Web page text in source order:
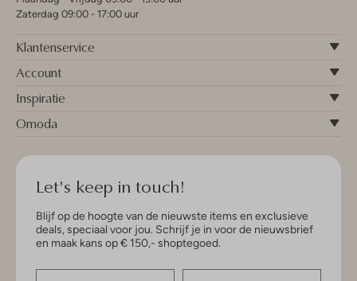
Zaterdag 09:00 - 17:00 uur
Klantenservice
Account
Inspiratie
Omoda
Let's keep in touch!
Blijf op de hoogte van de nieuwste items en exclusieve
deals, speciaal voor jou. Schrijf je in voor de nieuwsbrief
en maak kans op € 150,- shoptegoed.